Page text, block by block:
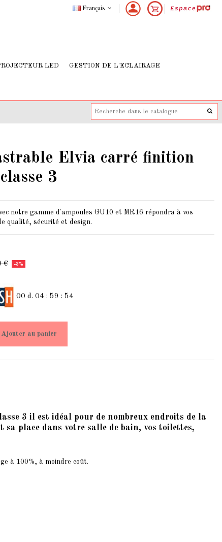
Français
LED GESTION DE L'ECLAIRAGE
Elvia carré finition
3
notre gamme d'ampoules GU10 et MR16 répondra à vos
qualité, sécurité et design.
€ -3%
00 d. 04 : 59 : 54
Ajouter au panier
3 il est idéal pour de nombreux endroits de la
place dans votre salle de bain, vos toilettes,
à 100%, à moindre coût.